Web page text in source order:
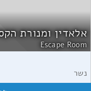
אלאדין ומנורת
Escape Room
נשר